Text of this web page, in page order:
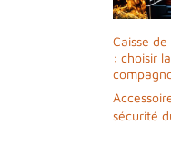
Caisse
: choisir
sécurité